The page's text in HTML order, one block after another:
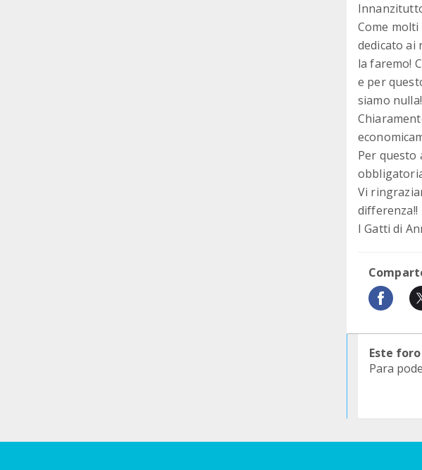
Come
dedicato ai
la faremo!
e per
siamo nulla!
Per questo
Vi
differenza!!
I Gatti di
Este
Para